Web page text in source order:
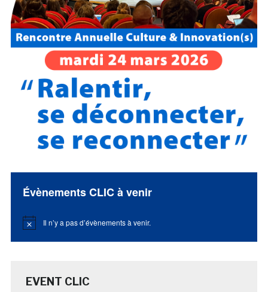
Évènements CLIC à venir
Notice Il n’y a pas d’évènements à venir.
EVENT CLIC